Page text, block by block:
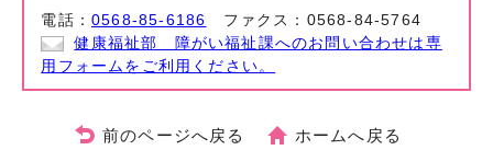
電話：0568-85-6186 ファクス：0568-84-5764
健康福祉部 障がい福祉課へのお問い合わせは専
用フォームをご利用ください。
前のページへ戻る ホームへ戻る